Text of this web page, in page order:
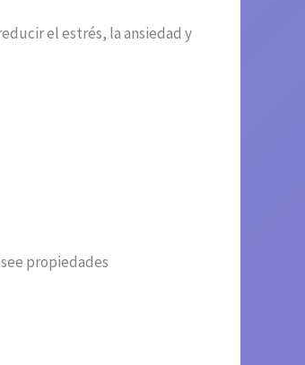
el estrés, la ansiedad y
propiedades